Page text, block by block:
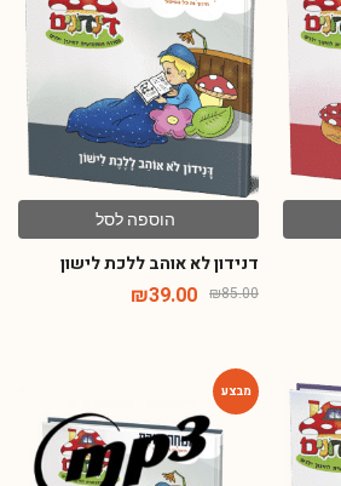
-54%
הוספה לסל
דנידון לא אוהב ללכת לישון
₪85.00
₪39.00